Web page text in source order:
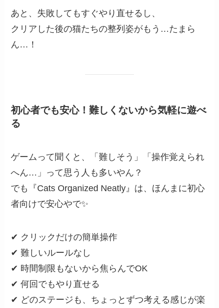
あと、失敗してもすぐやり直せるし、
クリアした後の猫たちの整列姿がもう…たまら
ん…！
初心者でも安心！難しくないから気軽に遊べ
る
ゲームって聞くと、「難しそう」「操作覚えられ
へん…」って思う人も多いやん？
でも『Cats Organized Neatly』は、ほんまに初心
者向けで安心やで✨
✔ クリックだけの簡単操作
✔ 難しいルールなし
✔ 時間制限もないから焦らんでOK
✔ 何回でもやり直せる
✔ どのステージも、ちょっとずつ考える感じが楽